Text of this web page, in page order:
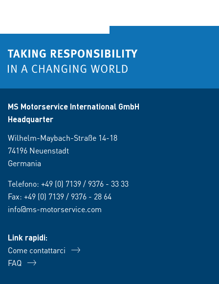
MS Motorservice International GmbH
Headquarter
Wilhelm-Maybach-Straße 14-18
74196 Neuenstadt
Germania
Telefono: +49 (0) 7139 / 9376 - 33 33
Fax: +49 (0) 7139 / 9376 - 28 64
info@ms-motorservice.com
Link rapidi:
Come contattarci
FAQ